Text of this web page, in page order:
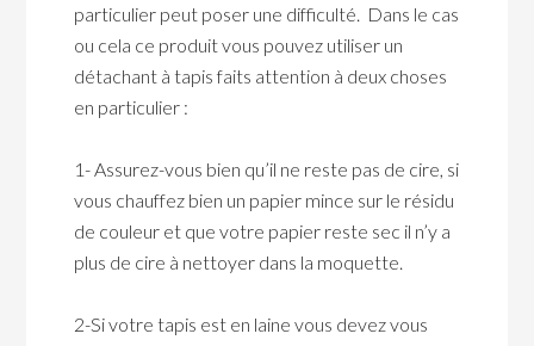
particulier peut poser une difficulté. Dans le cas
ou cela ce produit vous pouvez utiliser un
détachant à tapis faits attention à deux choses
en particulier :
1- Assurez-vous bien qu’il ne reste pas de cire, si
vous chauffez bien un papier mince sur le résidu
de couleur et que votre papier reste sec il n’y a
plus de cire à nettoyer dans la moquette.
2-Si votre tapis est en laine vous devez vous